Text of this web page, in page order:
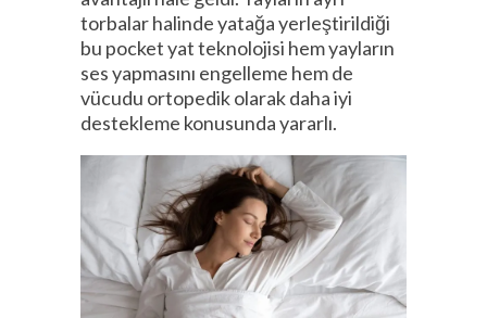
torbalar halinde yatağa yerleştirildiği
bu pocket yat teknolojisi hem yayların
ses yapmasını engelleme hem de
vücudu ortopedik olarak daha iyi
destekleme konusunda yararlı.